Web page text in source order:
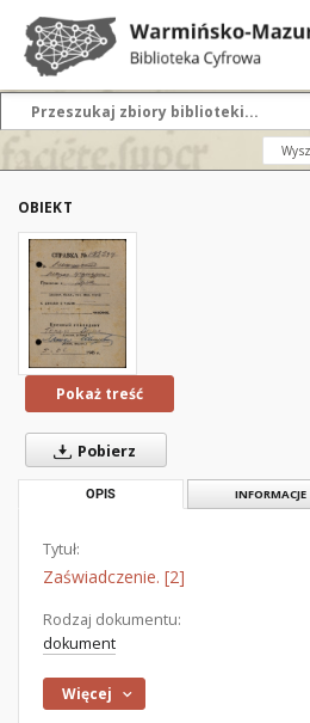
OBIEKT
Pokaż treść
Pobierz
OPIS INFORMACJE
Tytuł:
Zaświadczenie. [2]
Rodzaj dokumentu:
dokument
Więcej